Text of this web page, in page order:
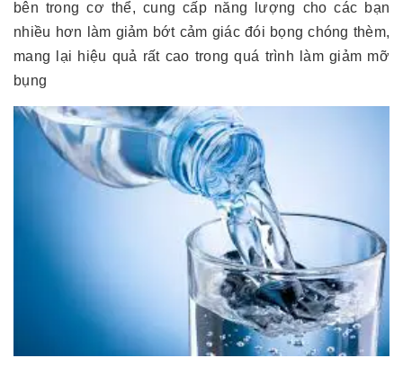
bên trong cơ thể, cung cấp năng lượng cho các bạn
nhiều hơn làm giảm bớt cảm giác đói bọng chóng thèm,
mang lại hiệu quả rất cao trong quá trình làm giảm mỡ
bụng